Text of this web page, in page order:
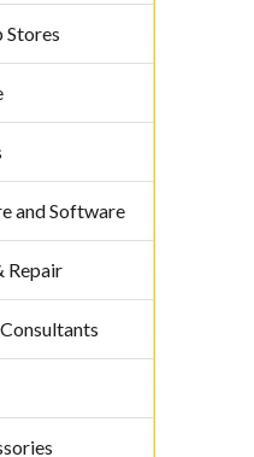
Stores
and Software
Repair